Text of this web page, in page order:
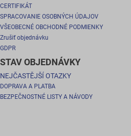
CERTIFIKÁT
SPRACOVANIE OSOBNÝCH ÚDAJOV
VŠEOBECNÉ OBCHODNÉ PODMIENKY
Zrušiť objednávku
GDPR
STAV OBJEDNÁVKY
NEJČASTĚJŠÍ OTAZKY
DOPRAVA A PLATBA
BEZPEČNOSTNÉ LISTY A NÁVODY